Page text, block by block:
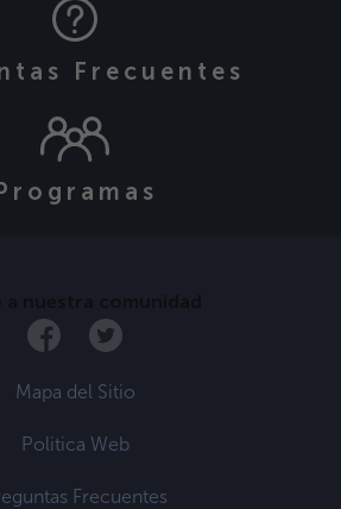
Frecuentes
Mapa del Sitio
Politica Web
Frecuentes